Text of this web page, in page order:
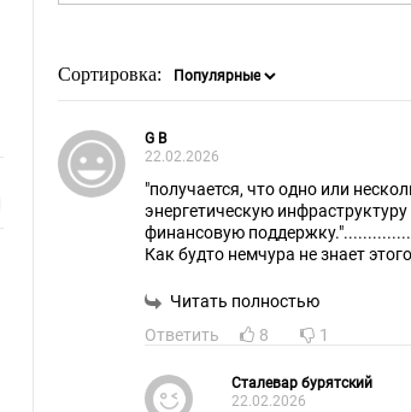
Сортировка:
G B
22.02.2026
"получается, что одно или
энергетическую
финансовую
Как будто немчура не знает этого. В том-то и весь цимес, что они всё знают, но
Куколды позорные..
Читать полностью
Ответить
8 1
Сталевар бурятский
22.02.2026